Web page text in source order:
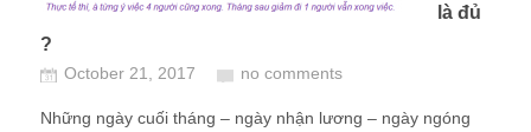
là đủ
?
October 21, 2017 no comments
Những ngày cuối tháng – ngày nhận lương – ngày ngóng